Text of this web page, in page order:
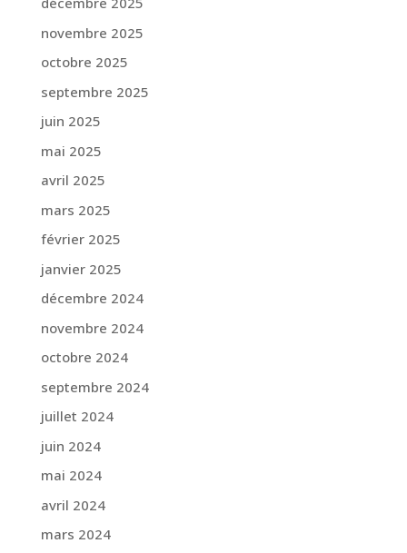
novembre 2025
octobre 2025
septembre 2025
juin 2025
mai 2025
avril 2025
mars 2025
février 2025
janvier 2025
décembre 2024
novembre 2024
octobre 2024
septembre 2024
juillet 2024
juin 2024
mai 2024
avril 2024
mars 2024